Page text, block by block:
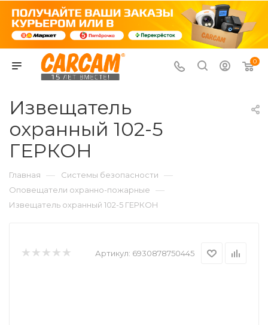
0
Извещатель
охранный 102-5
ГЕРКОН
Главная — Системы безопасности —
Оповещатели охранно-пожарные —
Извещатель охранный 102-5 ГЕРКОН
Артикул: 6930878750445